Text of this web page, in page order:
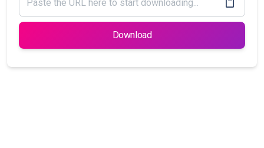
Download